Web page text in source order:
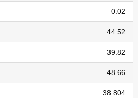
0.02
44.52
39.82
48.66
38.804